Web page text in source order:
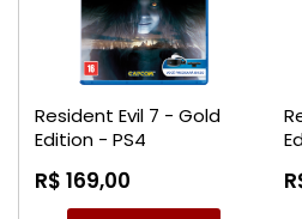
Resident Evil 7 - Gold
Edition - PS4
R$ 169,00